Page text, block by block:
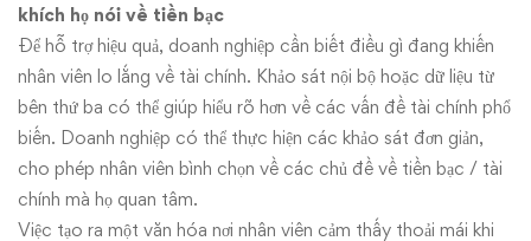
khích họ nói về tiền bạc
Để hỗ trợ hiệu quả, doanh nghiệp cần biết điều gì đang khiến
nhân viên lo lắng về tài chính. Khảo sát nội bộ hoặc dữ liệu từ
bên thứ ba có thể giúp hiểu rõ hơn về các vấn đề tài chính phổ
biến. Doanh nghiệp có thể thực hiện các khảo sát đơn giản,
cho phép nhân viên bình chọn về các chủ đề về tiền bạc / tài
chính mà họ quan tâm.
Việc tạo ra một văn hóa nơi nhân viên cảm thấy thoải mái khi